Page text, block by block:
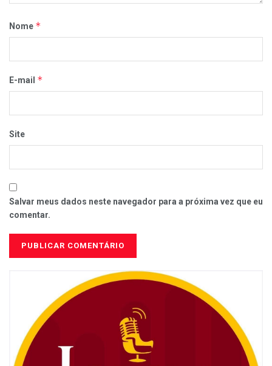
Nome *
E-mail *
Site
Salvar meus dados neste navegador para a próxima vez que eu
comentar.